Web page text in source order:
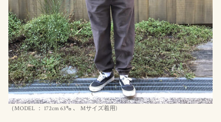
（MODEL ： 172cm 63㌔ 、 Mサイズ着用)